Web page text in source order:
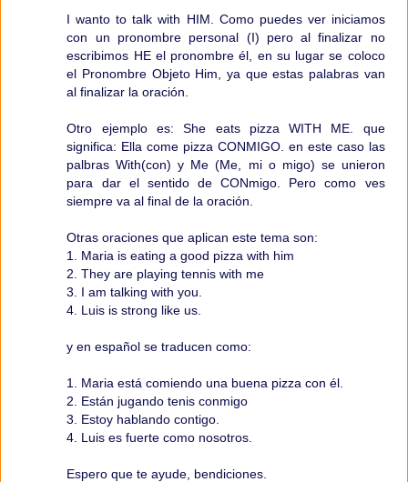
I wanto to talk with HIM. Como puedes ver iniciamos
con un pronombre personal (I) pero al finalizar no
escribimos HE el pronombre él, en su lugar se coloco
el Pronombre Objeto Him, ya que estas palabras van
al finalizar la oración.
Otro ejemplo es: She eats pizza WITH ME. que
significa: Ella come pizza CONMIGO. en este caso las
palbras With(con) y Me (Me, mi o migo) se unieron
para dar el sentido de CONmigo. Pero como ves
siempre va al final de la oración.
Otras oraciones que aplican este tema son:
1. Maria is eating a good pizza with him
2. They are playing tennis with me
3. I am talking with you.
4. Luis is strong like us.
y en español se traducen como:
1. Maria está comiendo una buena pizza con él.
2. Están jugando tenis conmigo
3. Estoy hablando contigo.
4. Luis es fuerte como nosotros.
Espero que te ayude, bendiciones.